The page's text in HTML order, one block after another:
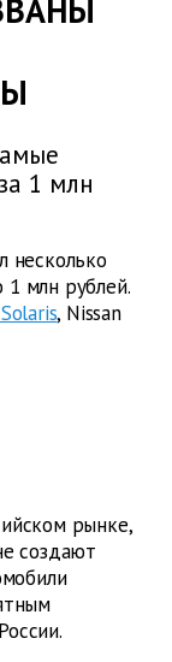
1 млн
несколько
млн рублей.
, Nissan
рынке,
создают